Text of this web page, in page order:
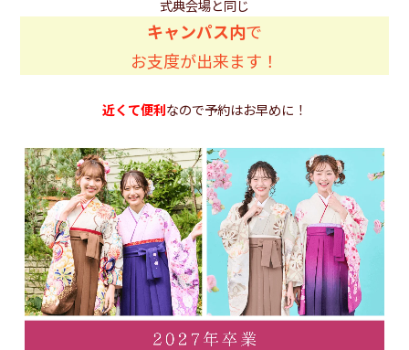
式典会場と同じ
キャンパス内で
お支度が出来ます！
近くて便利なので予約はお早めに！